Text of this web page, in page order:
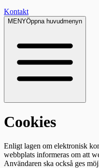
Kontakt
MENYÖppna huvudmenyn
Cookies
Enligt lagen om elektronisk
webbplats informeras om att
Användaren ska också ges